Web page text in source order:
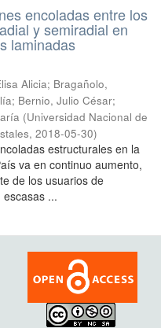
encoladas entre los
y semiradial en
laminadas
Alicia; Bragañolo,
Bernio, Julio César;
(Universidad Nacional de
, 2018-05-30)
estructurales en la
va en continuo aumento,
de los usuarios de
...